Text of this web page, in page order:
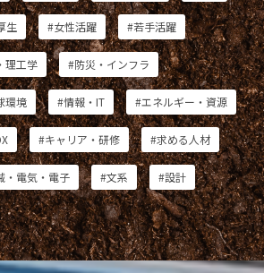
生 #女性活躍 #若手活躍
理工学 #防災・インフラ
環境 #情報・IT #エネルギー・資源
#キャリア・研修 #求める人材
・電気・電子 #文系 #設計